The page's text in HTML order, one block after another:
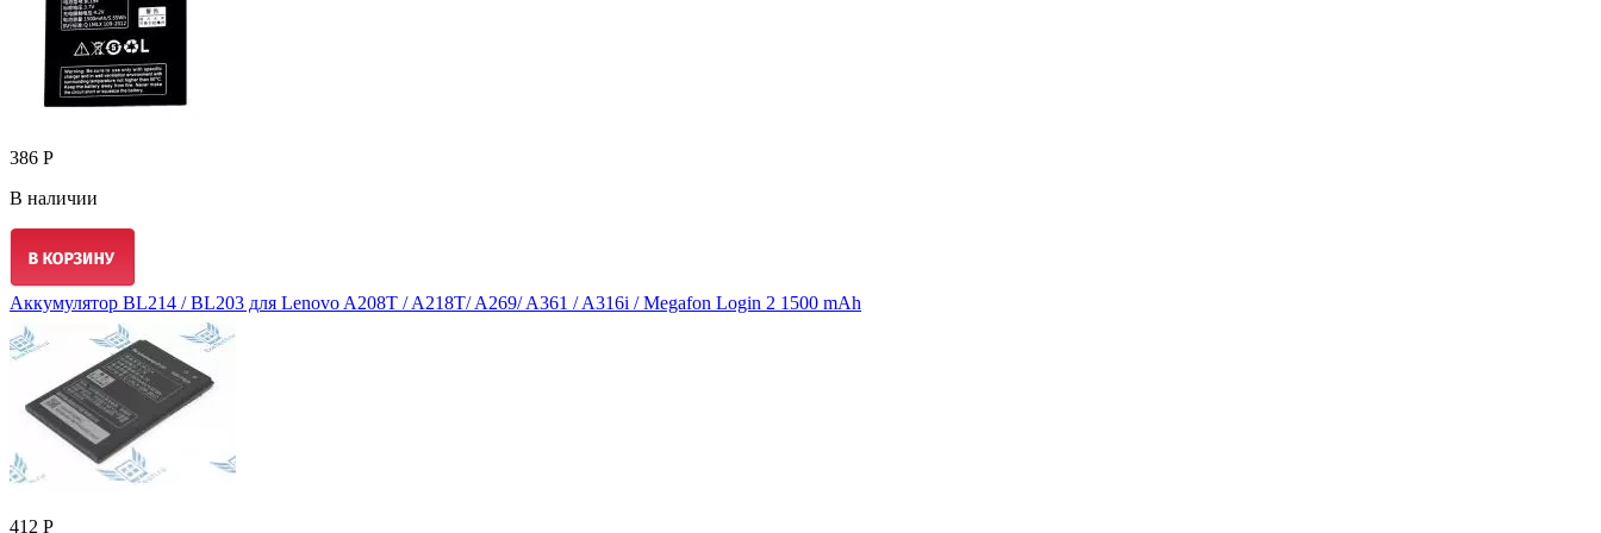
386 Р
В наличии
Аккумулятор BL214 / BL203 для Lenovo A208T / A218T/ A269/ A361 / A316i / Megafon Login 2 1500 mAh
412 Р